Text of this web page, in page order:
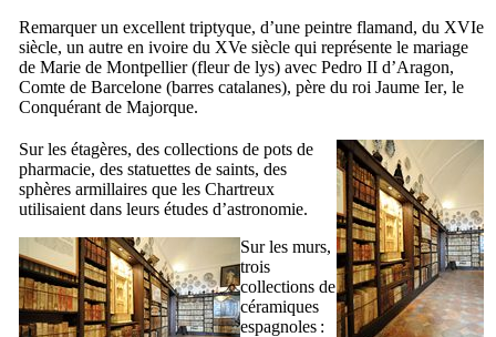
Remarquer un excellent triptyque, d’une peintre flamand, du XVIe
siècle, un autre en ivoire du XVe siècle qui représente le mariage
de Marie de Montpellier(fleur de lys) avec Pedro II d’Aragon,
Comte de Barcelone (barres catalanes), père du roi Jaume Ier, le
Conquérant de Majorque.
Sur les étagères, des collections de pots de
pharmacie, des statuettes de saints, des
sphères armillaires que les Chartreux
utilisaient dans leurs études d’astronomie.
Sur les murs,
trois
collections de
céramiques
espagnoles :